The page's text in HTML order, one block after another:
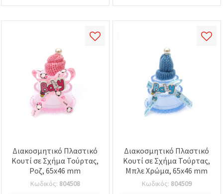
Διακοσμητικό Πλαστικό
Κουτί σε Σχήμα Τούρτας,
Ροζ, 65x46 mm
Κωδικός: 804508
Διακοσμητικό Πλαστικό
Κουτί σε Σχήμα Τούρτας,
Μπλε Χρώμα, 65x46 mm
Κωδικός: 804509